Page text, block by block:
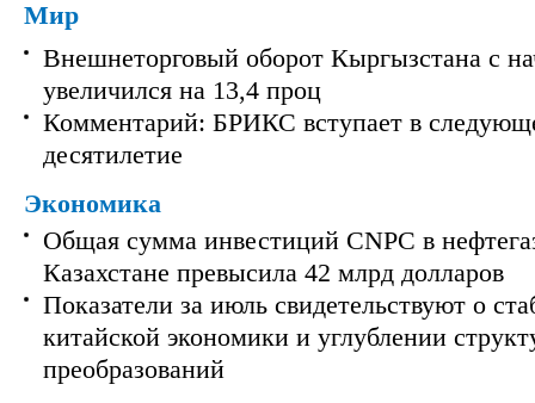
Мир
Внешнеторговый оборот Кыргызстана с
увеличился на 13,4 проц
Комментарий: БРИКС вступает в
десятилетие
Экономика
Общая сумма инвестиций CNPC в
Казахстане превысила 42 млрд долларов
Показатели за июль свидетельствуют о
китайской экономики и углублении
преобразований